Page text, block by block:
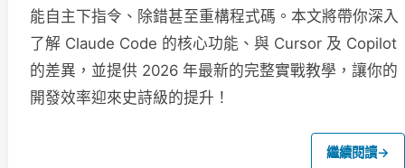
能自主下指令、除錯甚至重構程式碼。本文將帶你深入
了解 Claude Code 的核心功能、與 Cursor 及 Copilot
的差異，並提供 2026 年最新的完整實戰教學，讓你的
開發效率迎來史詩級的提升！
繼續閱讀→